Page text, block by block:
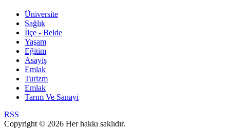
Üniversite
Sağlık
İlçe - Belde
Yaşam
Eğitim
Asayiş
Emlak
Turizm
Emlak
Tarım Ve Sanayi
RSS
Copyright © 2026 Her hakkı saklıdır.